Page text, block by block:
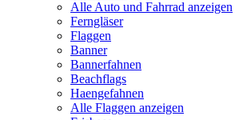
Alle Auto und Fahrrad anzeigen
Ferngläser
Flaggen
Banner
Bannerfahnen
Beachflags
Haengefahnen
Alle Flaggen anzeigen